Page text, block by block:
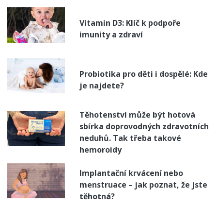
Vitamin D3: Klíč k podpoře
imunity a zdraví
Probiotika pro děti i dospělé: Kde
je najdete?
Těhotenství může být hotová
sbírka doprovodných zdravotních
neduhů. Tak třeba takové
hemoroidy
Implantační krvácení nebo
menstruace – jak poznat, že jste
těhotná?